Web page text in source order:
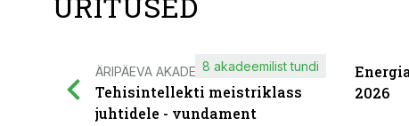
ÄRIPÄEVA AKADEEMIA
Tehisintellekti meistriklass
juhtidele - vundament
8 akadeemilist tundi
2026